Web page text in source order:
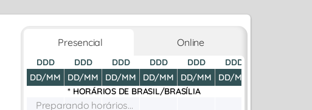
Presencial Online
DDD
DD/MM
DDD
DD/MM
DDD
DD/MM
DDD
DD/MM
DDD
DD/MM
DDD
DD/MM
* HORÁRIOS DE BRASIL/BRASÍLIA
Preparando horários...